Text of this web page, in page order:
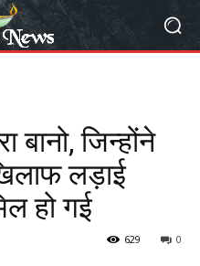
बानो, जिन्होंने
लड़ाई
हो गई
0
629